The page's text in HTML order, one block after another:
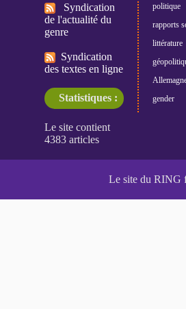
Syndication
de l'actualité du
genre
Syndication
des textes en ligne
Statistiques :
politique
rapports
littérature
gender
Le site du RING